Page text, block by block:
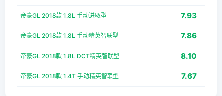
帝豪GL 2018款 1.8L 手动进取型 7.93
帝豪GL 2018款 1.8L 手动精英智联型 7.86
帝豪GL 2018款 1.8L DCT精英智联型 8.10
帝豪GL 2018款 1.4T 手动精英智联型 7.67